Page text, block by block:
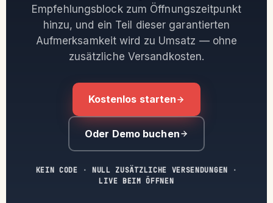
Empfehlungsblock zum Öffnungszeitpunkt
hinzu, und ein Teil dieser garantierten
Aufmerksamkeit wird zu Umsatz — ohne
zusätzliche Versandkosten.
Kostenlos starten
Oder Demo buchen
KEIN CODE · NULL ZUSÄTZLICHE VERSENDUNGEN ·
LIVE BEIM ÖFFNEN